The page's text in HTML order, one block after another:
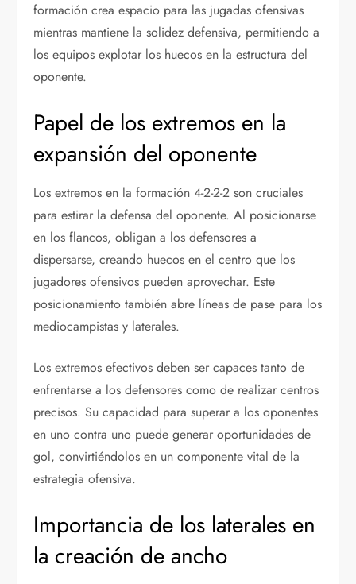
formación crea espacio para las jugadas ofensivas
mientras mantiene la solidez defensiva, permitiendo a
los equipos explotar los huecos en la estructura del
oponente.
Papel de los extremos en la
expansión del oponente
Los extremos en la formación 4-2-2-2 son cruciales
para estirar la defensa del oponente. Al posicionarse
en los flancos, obligan a los defensores a
dispersarse, creando huecos en el centro que los
jugadores ofensivos pueden aprovechar. Este
posicionamiento también abre líneas de pase para los
mediocampistas y laterales.
Los extremos efectivos deben ser capaces tanto de
enfrentarse a los defensores como de realizar centros
precisos. Su capacidad para superar a los oponentes
en uno contra uno puede generar oportunidades de
gol, convirtiéndolos en un componente vital de la
estrategia ofensiva.
Importancia de los laterales en
la creación de ancho